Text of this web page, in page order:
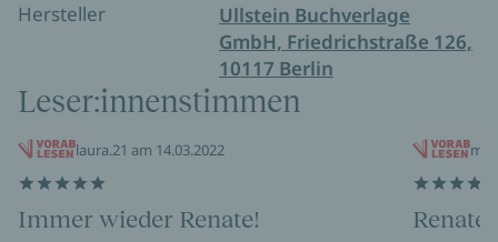
Hersteller
Ullstein Buchverlage
GmbH, Friedrichstraße 126,
10117 Berlin
Leser:innenstimmen
laura.21 am 14.03.2022
Immer wieder Renate! Renate